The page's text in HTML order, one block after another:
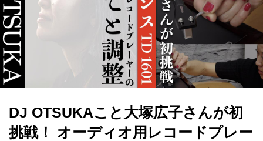
DJ OTSUKAこと大塚広子さんが初
挑戦！ オーディオ用レコードプレー